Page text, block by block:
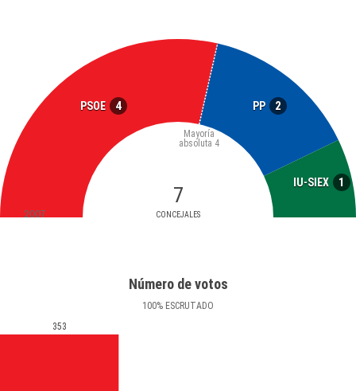
PSOE 4 PP 2
IU-SIEX 1
7
CONCEJALES
Mayoría
absoluta 4
2007
Número de votos
100% ESCRUTADO
353